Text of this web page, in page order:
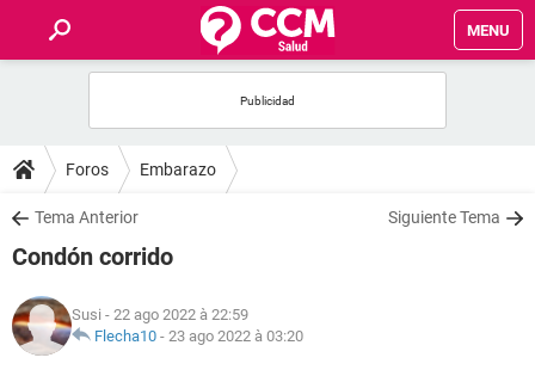
MENU
FORUMS
SALUD
NUTRICIÓN
Foros Embarazo
Tema Anterior Siguiente Tema
Condón corrido
Susi - 22 ago 2022 à 22:59
Flecha10 - 23 ago 2022 à 03:20